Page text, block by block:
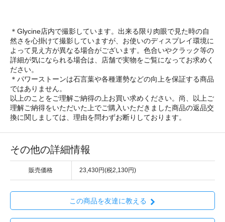
＊Glycine店内で撮影しています。出来る限り肉眼で見た時の自
然さを心掛けて撮影していますが、お使いのディスプレイ環境に
よって見え方が異なる場合がございます。色合いやクラック等の
詳細が気になられる場合は、店舗で実物をご覧になってお求めく
ださい。
＊パワーストーンは石言葉や各種運勢などの向上を保証する商品
ではありません。
以上のことをご理解ご納得の上お買い求めください。尚、以上ご
理解ご納得をいただいた上でご購入いただきました商品の返品交
換に関しましては、理由を問わずお断りしております。
その他の詳細情報
販売価格 23,430円(税2,130円)
この商品を友達に教える